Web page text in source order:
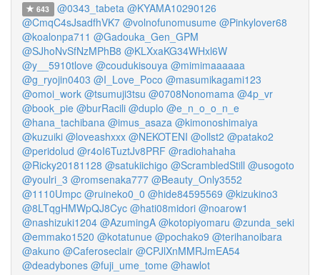
643 @0343_tabeta @KYAMA10290126
@CmqC4sJsadfhVK7 @volnofunomusume @Pinkylover68
@koalonpa711 @Gadouka_Gen_GPM
@SJhoNvSfNzMPhB8 @KLXxaKG34WHxl6W
@y__5910tlove @coudukisouya @mimimaaaaaa
@g_ryojin0403 @I_Love_Poco @masumikagami123
@omoi_work @tsumuji3tsu @0708Nonomama @4p_vr
@book_pie @burRacili @duplo @e_n_o_o_n_e
@hana_tachibana @imus_asaza @kimonoshimaiya
@kuzuiki @loveashxxx @NEKOTENI @ollst2 @patako2
@peridolud @r4oI6TuztJv8PRF @radiohahaha
@Ricky20181128 @satukiichigo @ScrambledStill @usogoto
@youlri_3 @romsenaka777 @Beauty_Only3552
@1110Umpc @ruineko0_0 @hide84595569 @kizukino3
@8LTqgHMWpQJ8Cyc @hati08midori @noarow1
@nashizuki1204 @AzumingA @kotopiyomaru @zunda_seki
@emmako1520 @kotatunue @pochako9 @terihanoibara
@akuno @Caferoseclair @CPJlXnMMRJmEA54
@deadybones @fuji_ume_tome @hawlot